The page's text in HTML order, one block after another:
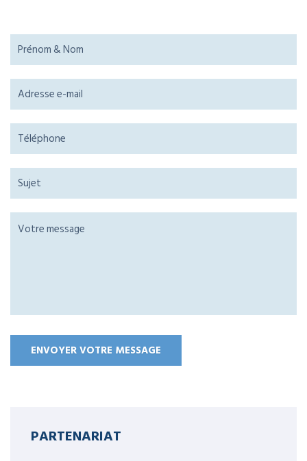
PARTENARIAT